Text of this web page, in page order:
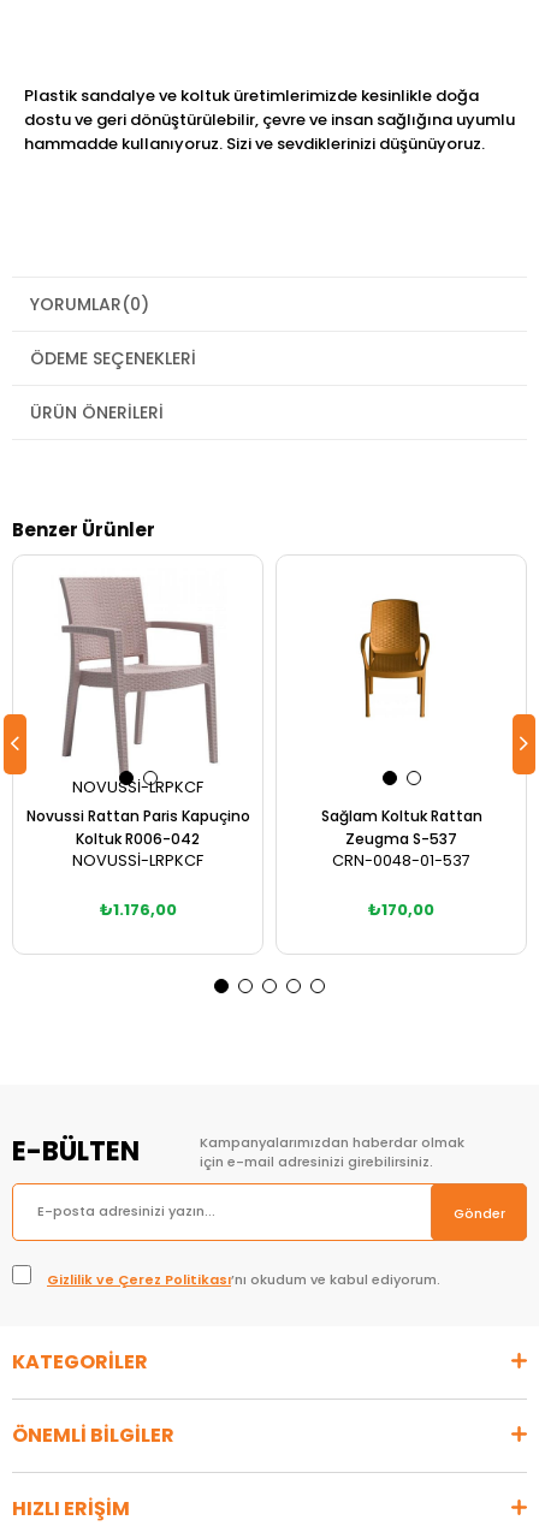
Plastik sandalye ve koltuk üretimlerimizde kesinlikle doğa
dostu ve geri dönüştürülebilir, çevre ve insan sağlığına uyumlu
hammadde kullanıyoruz. Sizi ve sevdiklerinizi düşünüyoruz.
YORUMLAR(0)
ÖDEME SEÇENEKLERI
ÜRÜN ÖNERILERI
Benzer Ürünler
Novussi Rattan Paris Kapuçino
Koltuk R006-042
NOVUSSİ-LRPKCF
₺1.176,00
NOVUSSİ-LRPKCF
Sağlam Koltuk Rattan
Zeugma S-537
CRN-0048-01-537
₺170,00
E-BÜLTEN
Kampanyalarımızdan haberdar olmak
için e-mail adresinizi girebilirsiniz.
Gönder
Gizlilik ve Çerez Politikası’nı okudum ve kabul ediyorum.
KATEGORİLER
ÖNEMLİ BİLGİLER
HIZLI ERİŞİM